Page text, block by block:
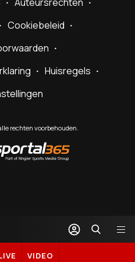
Cookiebeleid
Huisregels
rechten voorbehouden.
by
Sportal365
VIDEO